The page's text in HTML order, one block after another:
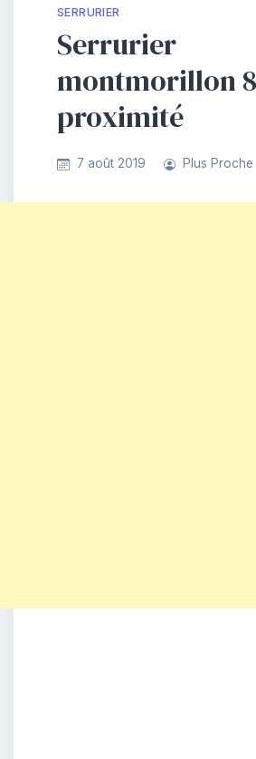
SERRURIER
Serrurier
montmorillon
proximité
7 août 2019 Plus Proche